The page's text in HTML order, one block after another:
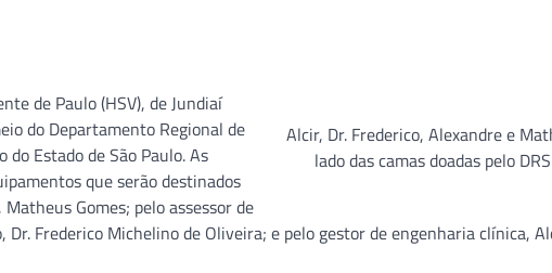
Alcir, Dr. Frederico, Alexandre e
lado das camas doadas pelo
de Paulo (HSV), de Jundiaí
do Departamento Regional de
do Estado de São Paulo. As
que serão destinados
Gomes; pelo assessor de
Frederico Michelino de Oliveira; e pelo gestor de engenharia clínica,